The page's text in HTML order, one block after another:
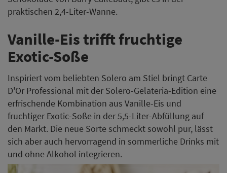
praktischen 2,4-Liter-Wanne.
Vanille-Eis trifft fruchtige
Exotic-Soße
Inspiriert vom beliebten Solero am Stiel bringt Carte
D'Or Professional mit der Solero-Gelateria-Edition eine
erfrischende Kombination aus Vanille-Eis und
fruchtiger Exotic-Soße in der 5,5-Liter-Abfüllung auf
den Markt. Die neue Sorte schmeckt sowohl pur, lässt
sich aber auch hervorragend in sommerliche Drinks mit
und ohne Alkohol integrieren.